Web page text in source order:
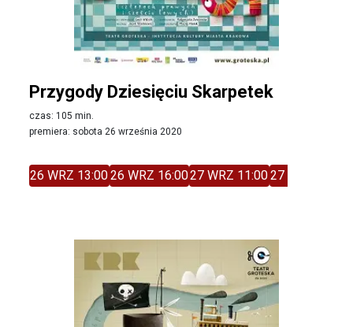
Przygody Dziesięciu Skarpetek
czas: 105 min.
premiera: sobota 26 września 2020
26 WRZ 13:0026 WRZ 16:0027 WRZ 11:0027 WRZ 14:00